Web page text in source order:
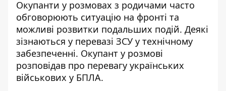
Окупанти у розмовах з родичами часто
обговорюють ситуацію на фронті та
можливі розвитки подальших подій. Деякі
зізнаються у перевазі ЗСУ у технічному
забезпеченні. Окупант у розмові
розповідав про перевагу українських
військових у БПЛА.